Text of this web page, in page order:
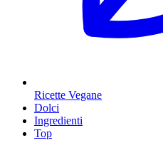
Ricette Vegane
Dolci
Ingredienti
Top